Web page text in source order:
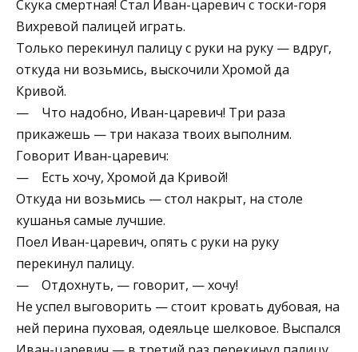
Скука смертная! Стал Иван-царевич с тоски-горя
Вихревой палицей играть.
Только перекинул палицу с руки на руку — вдруг,
откуда ни возьмись, выскочили Хромой да
Кривой.
— Что надобно, Иван-царевич! Три раза
прикажешь — три наказа твоих выполним.
Говорит Иван-царевич:
— Есть хочу, Хромой да Кривой!
Откуда ни возьмись — стол накрыт, на столе
кушанья самые лучшие.
Поел Иван-царевич, опять с руки на руку
перекинул палицу.
— Отдохнуть, — говорит, — хочу!
Не успел выговорить — стоит кровать дубовая, на
ней перина пуховая, одеяльце шелковое. Выспался